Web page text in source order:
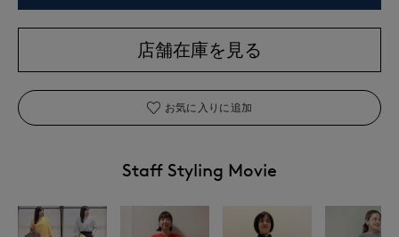
店舗在庫を見る
お気に入りに追加
Staff Styling Movie